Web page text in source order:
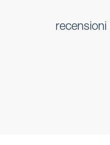
recensioni